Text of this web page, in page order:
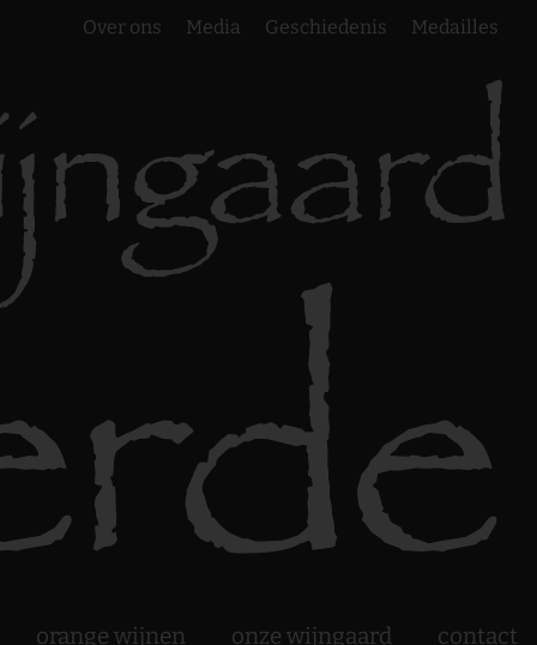
Over ons Media Geschiedenis Medailles
orange wijnen onze wijngaard contact